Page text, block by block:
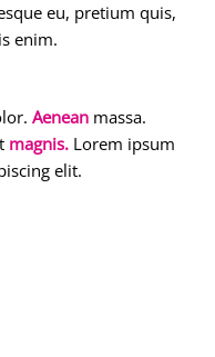
eu, pretium quis,
enim.
Aeneanmassa.
magnis. Lorem ipsum
elit.